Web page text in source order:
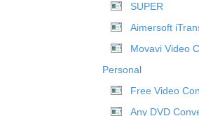
SUPER
Aimersoft
Movavi Video
Personal
Free Video
Any DVD